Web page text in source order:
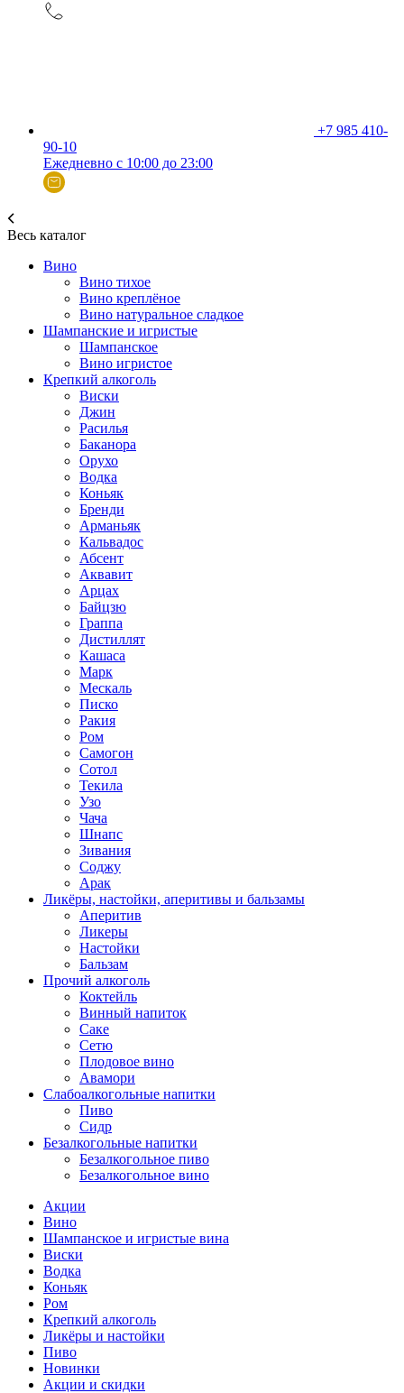
+7 985 410-
90-10
Ежедневно с 10:00 до 23:00
Весь каталог
Вино
Вино тихое
Вино креплёное
Вино натуральное сладкое
Шампанские и игристые
Шампанское
Вино игристое
Крепкий алкоголь
Виски
Джин
Расилья
Баканора
Орухо
Водка
Коньяк
Бренди
Арманьяк
Кальвадос
Абсент
Аквавит
Арцах
Байцзю
Граппа
Дистиллят
Кашаса
Марк
Мескаль
Писко
Ракия
Ром
Самогон
Сотол
Текила
Узо
Чача
Шнапс
Зивания
Соджу
Арак
Ликёры, настойки, аперитивы и бальзамы
Аперитив
Ликеры
Настойки
Бальзам
Прочий алкоголь
Коктейль
Винный напиток
Саке
Сетю
Плодовое вино
Авамори
Слабоалкогольные напитки
Пиво
Сидр
Безалкогольные напитки
Безалкогольное пиво
Безалкогольное вино
Акции
Вино
Шампанское и игристые вина
Виски
Водка
Коньяк
Ром
Крепкий алкоголь
Ликёры и настойки
Пиво
Новинки
Акции и скидки